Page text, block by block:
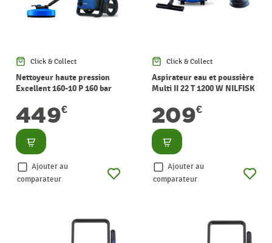
Click & Collect
Nettoyeur haute pression
Excellent 160-10 P 160 bar
449€
Consulter
Ajouter au
comparateur
Click & Collect
Aspirateur eau et poussière
Multi II 22 T 1200 W NILFISK
209€
Consulter
Ajouter au
comparateur